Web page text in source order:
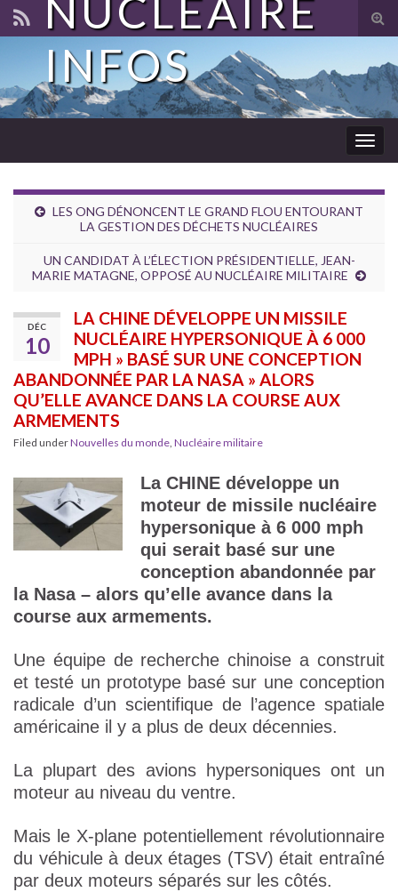
NUCLÉAIRE
INFOS
LES ONG DÉNONCENT LE GRAND FLOU ENTOURANT
LA GESTION DES DÉCHETS NUCLÉAIRES
UN CANDIDAT À L’ÉLECTION PRÉSIDENTIELLE, JEAN-
MARIE MATAGNE, OPPOSÉ AU NUCLÉAIRE MILITAIRE
DÉC
10
LA CHINE DÉVELOPPE UN MISSILE
NUCLÉAIRE HYPERSONIQUE À 6 000
MPH » BASÉ SUR UNE CONCEPTION
ABANDONNÉE PAR LA NASA » ALORS
QU’ELLE AVANCE DANS LA COURSE AUX
ARMEMENTS
Filed underNouvelles du monde, Nucléaire militaire
La CHINE développe un
moteur de missile nucléaire
hypersonique à 6 000 mph
qui serait basé sur une
conception abandonnée par
la Nasa – alors qu’elle avance dans la
course aux armements.
Une équipe de recherche chinoise a construit
et testé un prototype basé sur une conception
radicale d’un scientifique de l’agence spatiale
américaine il y a plus de deux décennies.
La plupart des avions hypersoniques ont un
moteur au niveau du ventre.
Mais le X-plane potentiellement révolutionnaire
du véhicule à deux étages (TSV) était entraîné
par deux moteurs séparés sur les côtés.